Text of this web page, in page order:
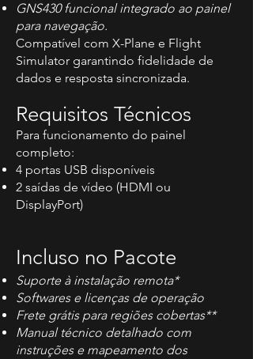
GNS430 funcional integrado ao painel
para navegação.
Compatível com X-Plane e Flight
Simulator garantindo fidelidade de
dados e resposta sincronizada.
Requisitos Técnicos
Para funcionamento do painel
completo:
4 portas USB disponíveis
2 saídas de vídeo (HDMI ou
DisplayPort)
Incluso no Pacote
Suporte à instalação remota*
Softwares e licenças de operação
Frete grátis para regiões cobertas**
Manual técnico detalhado com
instruções e mapeamento dos